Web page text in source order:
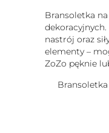
Bransoletka
nastrój oraz
elementy –
ZoZo pęknie